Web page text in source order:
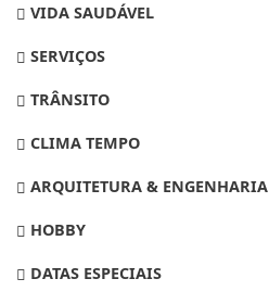
VIDA SAUDÁVEL
SERVIÇOS
TRÂNSITO
CLIMA TEMPO
ARQUITETURA & ENGENHARIA
HOBBY
DATAS ESPECIAIS